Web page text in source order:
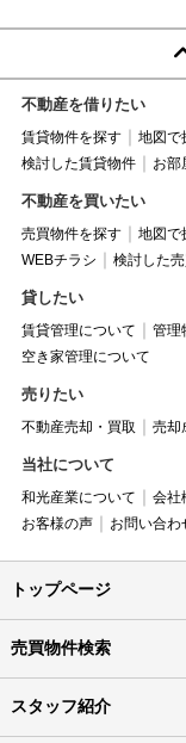
不動産を借りたい
賃貸物件を探す 地図で
検討した賃貸物件
お部
不動産を買いたい
売買物件を探す 地図で
WEBチラシ
検討した
貸したい
賃貸管理について 管理
空き家管理について
売りたい
不動産売却・買取 売却
当社について
和光産業について 会社
お客様の声
お問い合わ
トップページ
売買物件検索
スタッフ紹介